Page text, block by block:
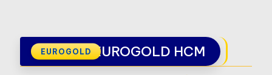
EUROGOLD HCM